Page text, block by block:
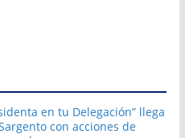
en tu Delegación” llega
con acciones de